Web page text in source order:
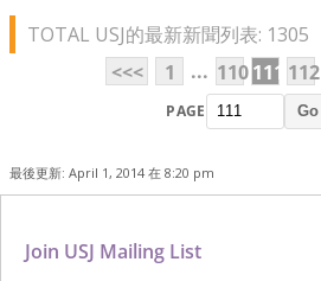
TOTAL USJ的最新新聞列表: 1305
<<<
1 ... 110111 112
PAGE Go
最後更新: April 1, 2014 在 8:20 pm
Join USJ Mailing List